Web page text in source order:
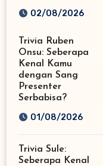
Fans Musik
02/08/2026
Trivia Ruben
Onsu: Seberapa
Kenal Kamu
dengan Sang
Presenter
Serbabisa?
01/08/2026
Trivia Sule:
Seberapa Kenal